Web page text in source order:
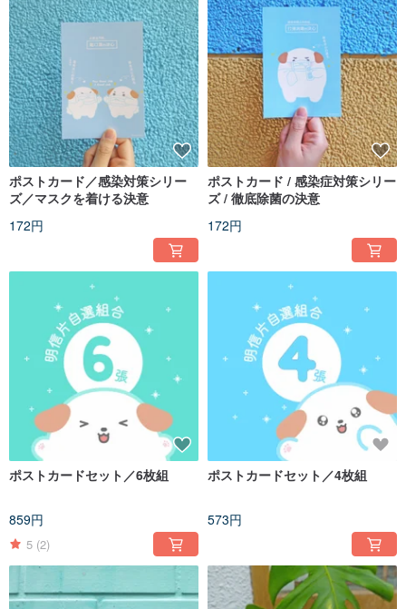
ポストカード／感染対策シリー
ズ／マスクを着ける決意
172円
ポストカード / 感染症対策シリー
ズ / 徹底除菌の決意
172円
ポストカードセット／6枚組
859円
5 (2)
ポストカードセット／4枚組
573円